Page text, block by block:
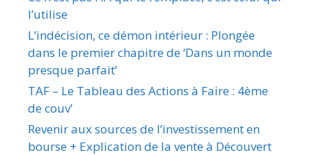
l’utilise
L’indécision, ce démon intérieur : Plongée
dans le premier chapitre de ‘Dans un monde
presque parfait’
TAF – Le Tableau des Actions à Faire : 4ème
de couv’
Revenir aux sources de l’investissement en
bourse + Explication de la vente à Découvert